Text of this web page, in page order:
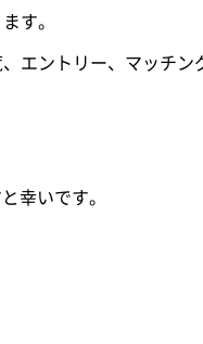
す。
エントリー、マッチン
幸いです。